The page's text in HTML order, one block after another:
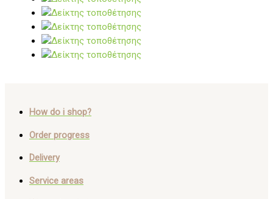
How do i shop?
Order progress
Delivery
Service areas